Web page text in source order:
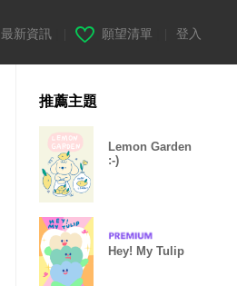
最新資訊 願望清單 登入
推薦主題
Lemon Garden
:-)
Hey! My Tulip